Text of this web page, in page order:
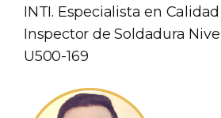
INTI. Especialista en
Inspector de Soldadura
U500-169